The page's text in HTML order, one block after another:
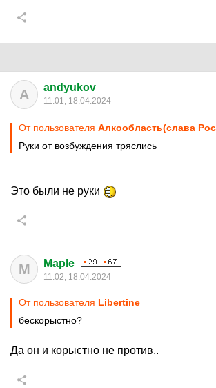
A andyukov
11:01, 18.04.2024
От пользователя Алкообласть(слава
Руки от возбуждения тряслись
Это были не руки
M Maple
11:02, 18.04.2024
От пользователя Libertine
бескорыстно?
Да он и корыстно не против..